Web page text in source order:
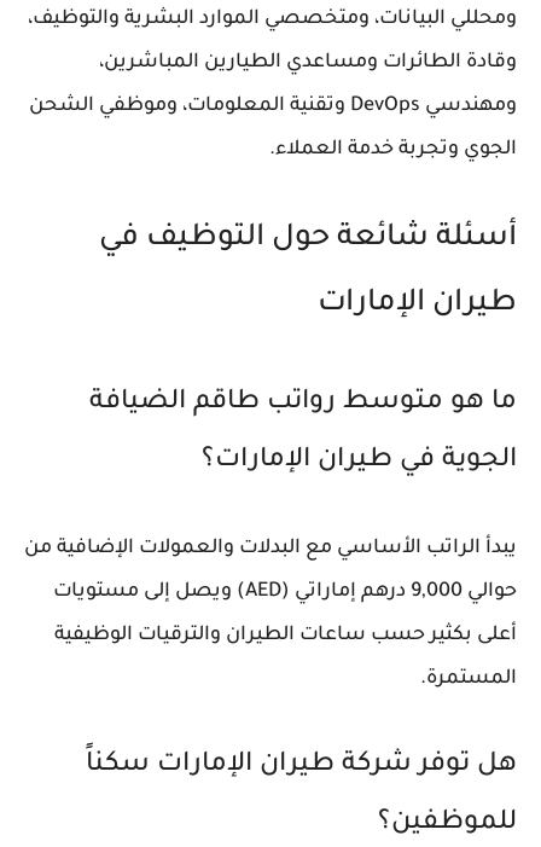
ومحللي البيانات، ومتخصصي الموارد البشرية والتوظيف،
وقادة الطائرات ومساعدي الطيارين المباشرين،
ومهندسي DevOps وتقنية المعلومات، وموظفي الشحن
الجوي وتجربة خدمة العملاء.
أسئلة شائعة حول التوظيف في
طيران الإمارات
ما هو متوسط رواتب طاقم الضيافة
الجوية في طيران الإمارات؟
يبدأ الراتب الأساسي مع البدلات والعمولات الإضافية من
حوالي 9,000 درهم إماراتي (AED) ويصل إلى مستويات
أعلى بكثير حسب ساعات الطيران والترقيات الوظيفية
المستمرة.
هل توفر شركة طيران الإمارات سكناً
للموظفين؟